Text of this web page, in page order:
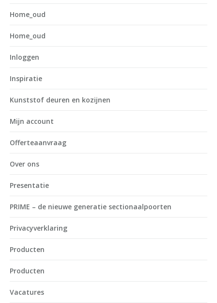
Home_oud
Home_oud
Inloggen
Inspiratie
Kunststof deuren en kozijnen
Mijn account
Offerteaanvraag
Over ons
Presentatie
PRIME – de nieuwe generatie sectionaalpoorten
Privacyverklaring
Producten
Producten
Vacatures